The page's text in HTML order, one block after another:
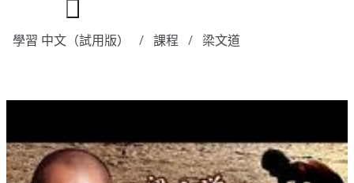
學習 中文（試用版） 課程 梁文道